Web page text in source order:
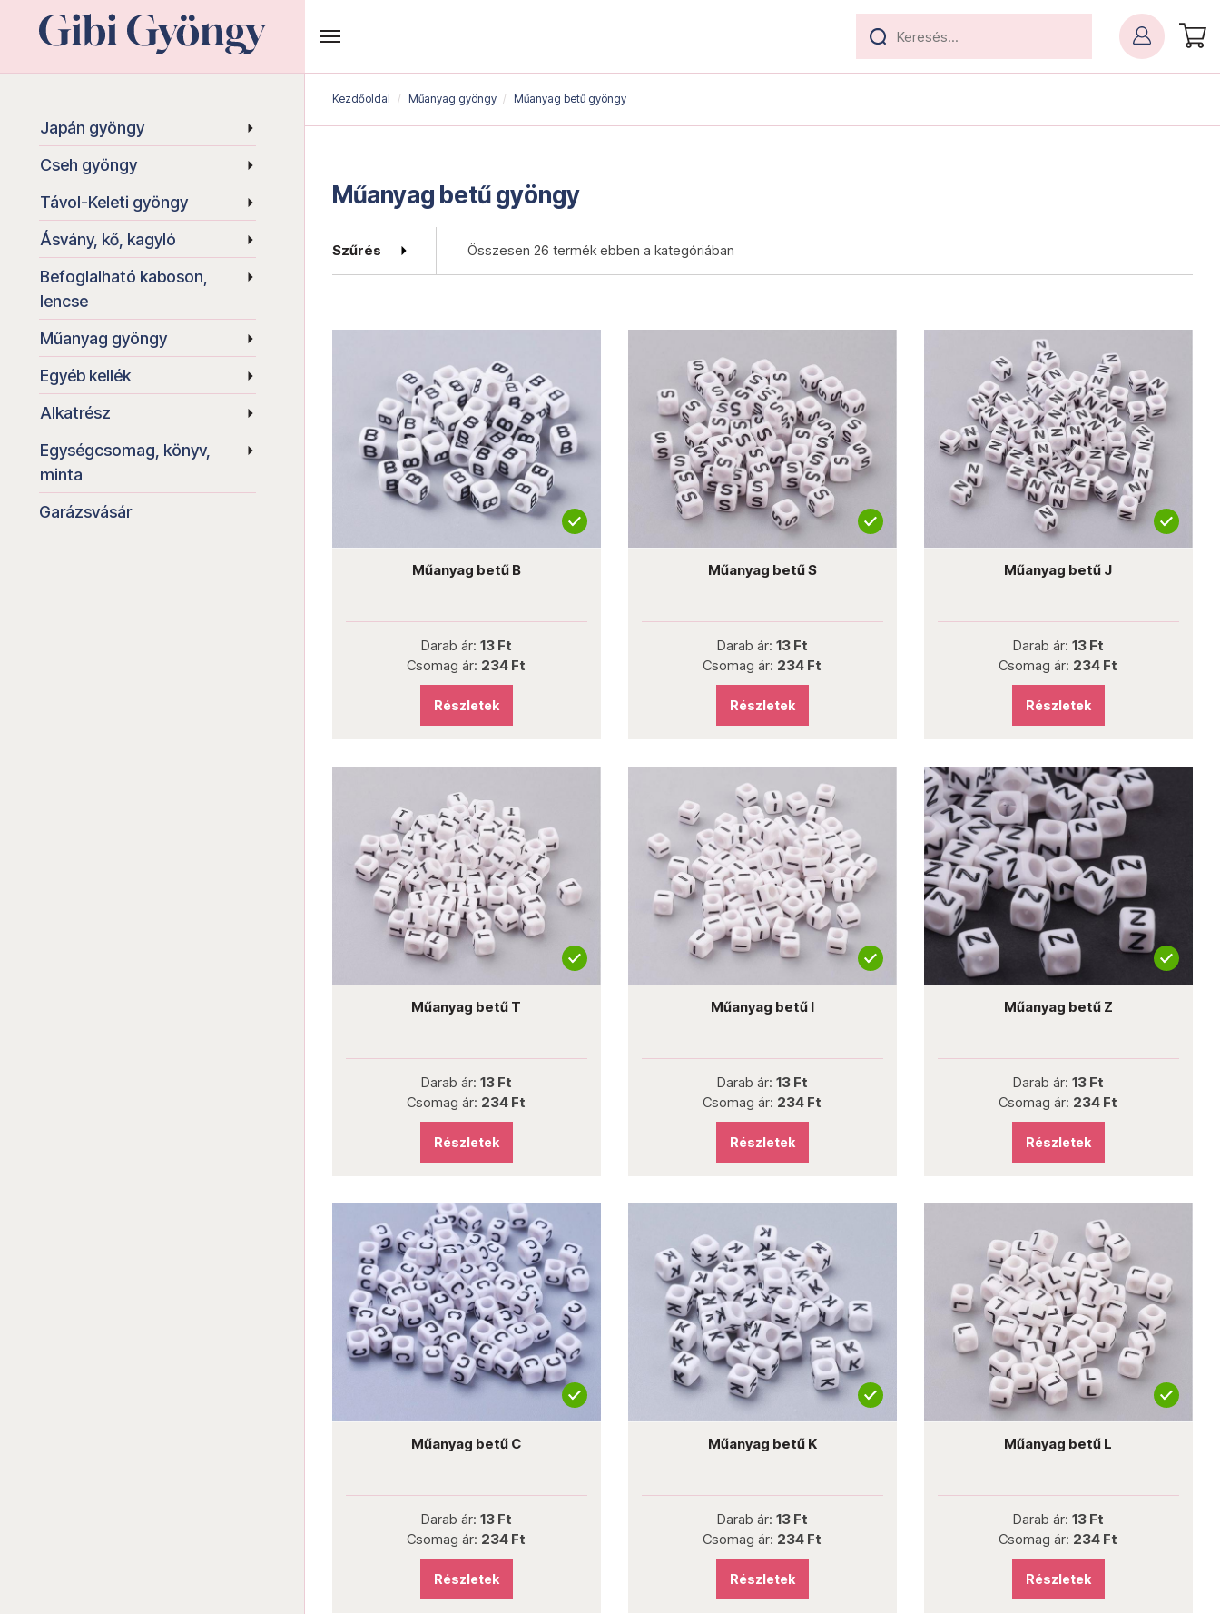
Japán gyöngy
Cseh gyöngy
Távol-Keleti gyöngy
Ásvány, kő, kagyló
Befoglalható kaboson,
lencse
Műanyag gyöngy
Egyéb kellék
Alkatrész
Egységcsomag, könyv,
minta
Garázsvásár
Kezdőoldal Műanyag gyöngy Műanyag betű gyöngy
Műanyag betű gyöngy
Szűrés Összesen 26 termékebben a kategóriában
Műanyag betű B
Darab ár: 13 Ft
Csomag ár: 234 Ft
Részletek
Műanyag betű S
Darab ár: 13 Ft
Csomag ár: 234 Ft
Részletek
Műanyag betű J
Darab ár: 13 Ft
Csomag ár: 234 Ft
Részletek
Műanyag betű T
Darab ár: 13 Ft
Csomag ár: 234 Ft
Részletek
Műanyag betű I
Darab ár: 13 Ft
Csomag ár: 234 Ft
Részletek
Műanyag betű Z
Darab ár: 13 Ft
Csomag ár: 234 Ft
Részletek
Műanyag betű C
Darab ár: 13 Ft
Csomag ár: 234 Ft
Részletek
Műanyag betű K
Darab ár: 13 Ft
Csomag ár: 234 Ft
Részletek
Műanyag betű L
Darab ár: 13 Ft
Csomag ár: 234 Ft
Részletek